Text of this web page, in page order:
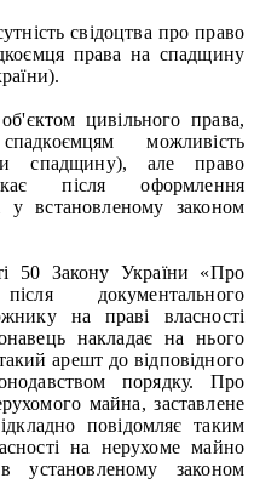
свідоцтва про право
права на спадщину
цивільного права,
можливість
спадщину), але право
після оформлення
у встановленому законом
50 Закону України «Про
документального
на праві власності
накладає на нього
арешт до відповідного
порядку. Про
майна, заставлене
повідомляє таким
на нерухоме майно
установленому законом